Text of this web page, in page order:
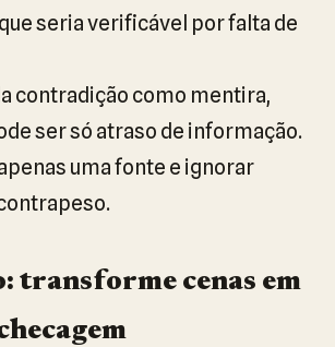
seria verificável por falta de
contradição como mentira,
ser só atraso de informação.
uma fonte e ignorar
transforme cenas em